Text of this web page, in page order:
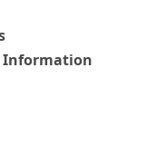
Information